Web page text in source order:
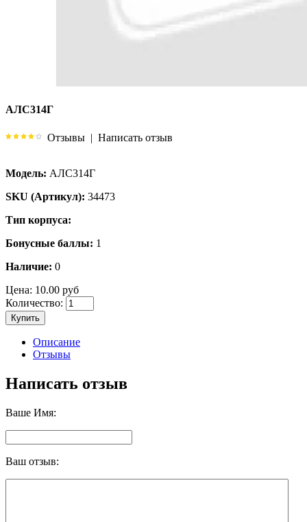
АЛС314Г
Отзывы | Написать отзыв
Модель: АЛС314Г
SKU (Артикул): 34473
Тип корпуса:
Бонусные баллы: 1
Наличие: 0
Цена: 10.00 руб
Количество:
Купить
Описание
Отзывы
Написать отзыв
Ваше Имя:
Ваш отзыв: